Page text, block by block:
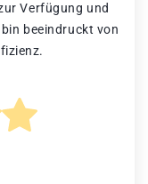
Verfügung und
beeindruckt von